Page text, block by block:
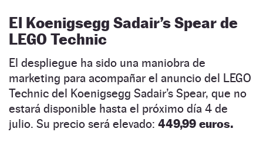
El Koenigsegg Sadair’s Spear de
LEGO Technic
El despliegue ha sido una maniobra de
marketing para acompañar el anuncio del LEGO
Technic del Koenigsegg Sadair’s Spear, que no
estará disponible hasta el próximo día 4 de
julio. Su precio será elevado: 449,99 euros.